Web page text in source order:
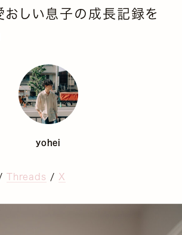
おしい息子の成長記録を
yohei
Threads / X